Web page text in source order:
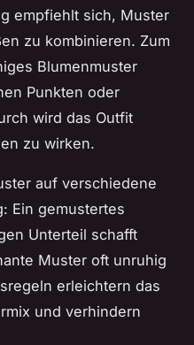
empfiehlt sich, Muster
zu kombinieren. Zum
Blumenmuster
Punkten oder
wird das Outfit
zu wirken.
auf verschiedene
Ein gemustertes
Unterteil schafft
Muster oft unruhig
erleichtern das
und verhindern